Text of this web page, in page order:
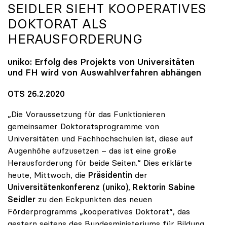
SEIDLER SIEHT KOOPERATIVES
DOKTORAT ALS
HERAUSFORDERUNG
uniko: Erfolg des Projekts von Universitäten
und FH wird von Auswahlverfahren abhängen
OTS 26.2.2020
„Die Voraussetzung für das Funktionieren
gemeinsamer Doktoratsprogramme von
Universitäten und Fachhochschulen ist, diese auf
Augenhöhe aufzusetzen – das ist eine große
Herausforderung für beide Seiten.“ Dies erklärte
heute, Mittwoch, die Präsidentin der
Universitätenkonferenz (uniko), Rektorin Sabine
Seidler zu den Eckpunkten des neuen
Förderprogramms „kooperatives Doktorat“, das